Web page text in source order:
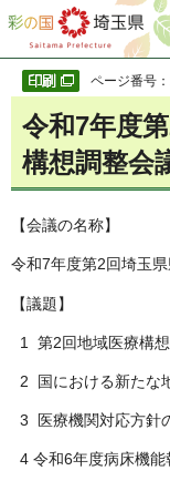
彩の国 埼玉県
ページ番号
令和7年度
構想調整会
【会議の名称】
令和7年度第2回埼玉
【議題】
1 第2回地域医療構
2 国における新たな
3 医療機関対応方針
4 令和6年度病床機